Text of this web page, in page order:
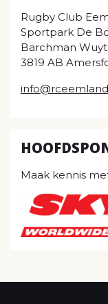
Rugby Club
Sportpark De
Barchman
3819 AB
Maak kennis